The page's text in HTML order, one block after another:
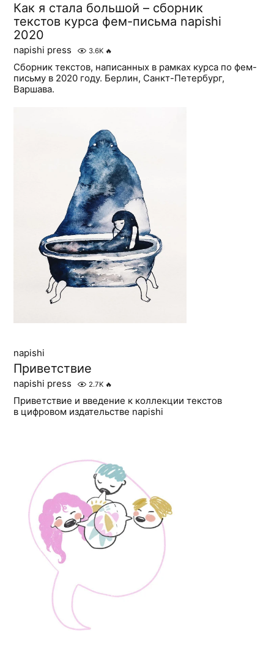
Как я стала большой – cборник
текстов курса фем-письма napishi
2020
napishi press 3.6K 🔥
Сборник текстов, написанных в рамках курса по фем-
письму в 2020 году. Берлин, Санкт-Петербург,
Варшава.
napishi
Приветствие
napishi press 2.7K 🔥
Приветствие и введение к коллекции текстов
в цифровом издательстве napishi